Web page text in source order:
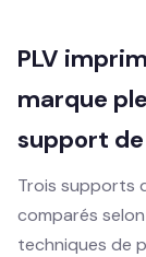
PLV
marque
support
Trois supports
comparés
techniques de